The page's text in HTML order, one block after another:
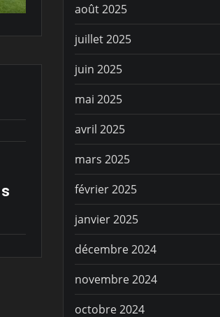
VIE SPORTIVE
Fête des enfants du
club de Frégate
août 2025
juillet 2025
juin 2025
mai 2025
avril 2025
mars 2025
février 2025
janvier 2025
décembre 2024
novembre 2024
octobre 2024